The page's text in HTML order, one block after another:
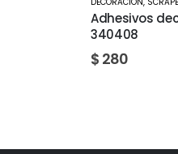
Adhesivos
71881
$ 200